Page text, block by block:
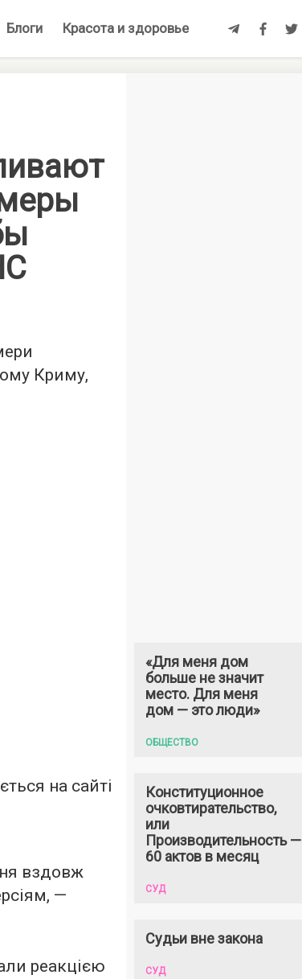
Блоги Красота и здоровье
Криму,
на сайті
вздовж
—
реакцією
«Для меня дом
больше не значит
место. Для меня
дом — это люди»
ОБЩЕСТВО
Конституционное
очковтирательство,
или
Производительность —
60 актов в месяц
СУД
Судьи вне закона
СУД